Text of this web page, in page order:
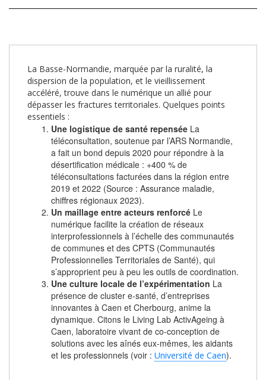
La Basse-Normandie, marquée par la ruralité, la
dispersion de la population, et le vieillissement
accéléré, trouve dans le numérique un allié pour
dépasser les fractures territoriales. Quelques points
essentiels :
Une logistique de santé repensée La
téléconsultation, soutenue par l’ARS Normandie,
a fait un bond depuis 2020 pour répondre à la
désertification médicale : +400 % de
téléconsultations facturées dans la région entre
2019 et 2022 (Source : Assurance maladie,
chiffres régionaux 2023).
Un maillage entre acteurs renforcé Le
numérique facilite la création de réseaux
interprofessionnels à l’échelle des communautés
de communes et des CPTS (Communautés
Professionnelles Territoriales de Santé), qui
s’approprient peu à peu les outils de coordination.
Une culture locale de l’expérimentation La
présence de cluster e-santé, d’entreprises
innovantes à Caen et Cherbourg, anime la
dynamique. Citons le Living Lab ActivAgeing à
Caen, laboratoire vivant de co-conception de
solutions avec les aînés eux-mêmes, les aidants
et les professionnels (voir : Université de Caen).